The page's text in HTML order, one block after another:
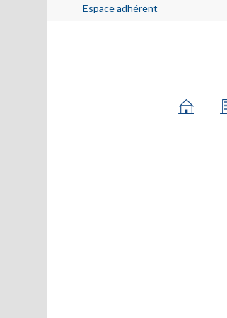
Espace adhérent